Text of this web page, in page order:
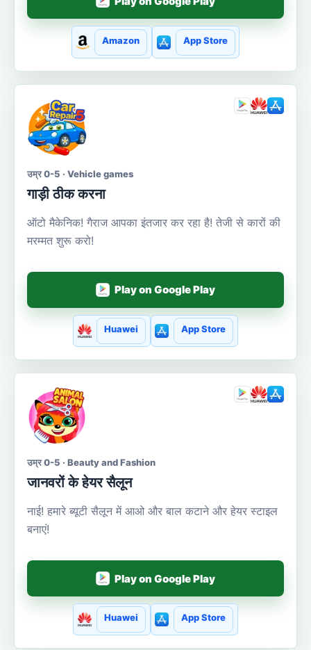
Amazon App Store
उम्र 0-5 · Vehicle games
गाड़ी ठीक करना
ऑटो मैकेनिक! गैराज आपका इंतजार कर रहा है! तेजी से कारों की
मरम्मत शुरू करो!
Play on Google Play
Huawei App Store
उम्र 0-5 · Beauty and Fashion
जानवरों के हेयर सैलून
नाई! हमारे ब्यूटी सैलून में आओ और बाल कटाने और हेयर स्टाइल
बनाएं!
Play on Google Play
Huawei App Store